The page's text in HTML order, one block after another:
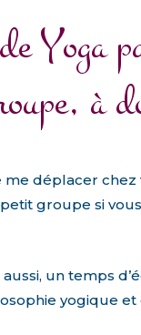
deYoga p
oupe, àd
me déplacer
groupe si
un temps
yogique et